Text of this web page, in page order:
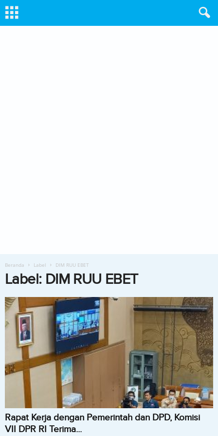
Beranda Label DIM RUU EBET
Label: DIM RUU EBET
Rapat Kerja dengan Pemerintah dan DPD, Komisi
VII DPR RI Terima...